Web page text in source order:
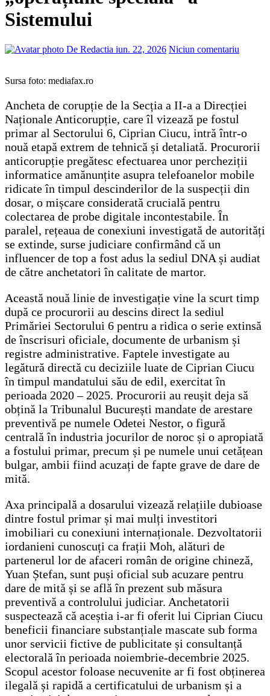
Sistemului
De Redactia iun. 22, 2026 Niciun comentariu
Sursa foto: mediafax.ro
Ancheta de corupție de la Secția a II-a a Direcției
Naționale Anticorupție, care îl vizează pe fostul
primar al Sectorului 6, Ciprian Ciucu, intră într-o
nouă etapă extrem de tehnică și detaliată. Procurorii
anticorupție pregătesc efectuarea unor percheziții
informatice amănunțite asupra telefoanelor mobile
ridicate în timpul descinderilor de la suspecții din
dosar, o mișcare considerată crucială pentru
colectarea de probe digitale incontestabile. În
paralel, rețeaua de conexiuni investigată de autorități
se extinde, surse judiciare confirmând că un
influencer de top a fost adus la sediul DNA și audiat
de către anchetatori în calitate de martor.
Această nouă linie de investigație vine la scurt timp
după ce procurorii au descins direct la sediul
Primăriei Sectorului 6 pentru a ridica o serie extinsă
de înscrisuri oficiale, documente de urbanism și
registre administrative. Faptele investigate au
legătură directă cu deciziile luate de Ciprian Ciucu
în timpul mandatului său de edil, exercitat în
perioada 2020 – 2025. Procurorii au reușit deja să
obțină la Tribunalul București mandate de arestare
preventivă pe numele Odetei Nestor, o figură
centrală în industria jocurilor de noroc și o apropiată
a fostului primar, precum și pe numele unui cetățean
bulgar, ambii fiind acuzați de fapte grave de dare de
mită.
Axa principală a dosarului vizează relațiile dubioase
dintre fostul primar și mai mulți investitori
imobiliari cu conexiuni internaționale. Dezvoltatorii
iordanieni cunoscuți ca frații Moh, alături de
partenerul lor de afaceri român de origine chineză,
Yuan Ștefan, sunt puși oficial sub acuzare pentru
dare de mită și se află în prezent sub măsura
preventivă a controlului judiciar. Anchetatorii
suspectează că aceștia i-ar fi oferit lui Ciprian Ciucu
beneficii financiare substanțiale mascate sub forma
unor servicii fictive de publicitate și consultanță
electorală în perioada noiembrie-decembrie 2025.
Scopul acestor foloase necuvenite ar fi fost obținerea
ilegală și rapidă a certificatului de urbanism și a